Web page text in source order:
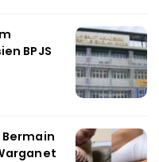
BPJS
Bermain